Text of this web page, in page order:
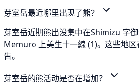
芽室岳最近哪里出现了熊？
芽室岳近期熊出没集中在Shimizu 字
Memuro 上美生十一線 (1)。这些地
告。
芽室岳的熊活动是否在增加？